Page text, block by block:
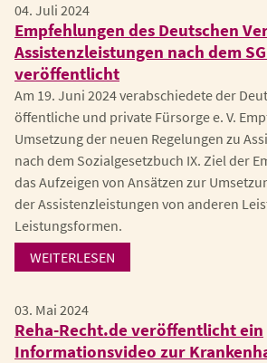
04. Juli 2024
Empfehlungen des Deutschen
Assistenzleistungen nach dem
veröffentlicht
Am 19. Juni 2024 verabschiedete der
öffentliche und private Fürsorge e. V.
Umsetzung der neuen Regelungen zu
nach dem Sozialgesetzbuch IX. Ziel der
das Aufzeigen von Ansätzen zur
der Assistenzleistungen von anderen
Leistungsformen.
WEITERLESEN
03. Mai 2024
Reha-Recht.de veröffentlicht ein
Informationsvideo zur